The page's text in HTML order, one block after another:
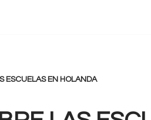
ESCUELAS EN HOLANDA